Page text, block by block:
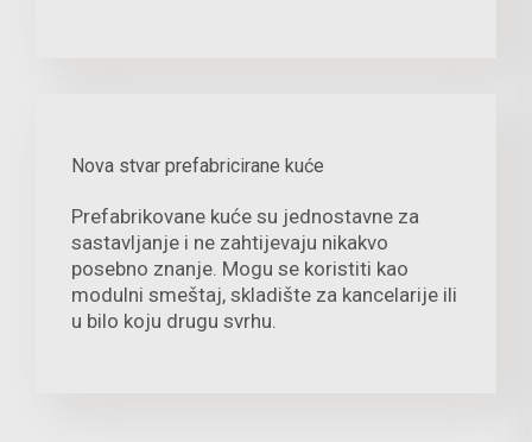
Nova stvar prefabricirane kuće
Prefabrikovane kuće su jednostavne za
sastavljanje i ne zahtijevaju nikakvo
posebno znanje. Mogu se koristiti kao
modulni smeštaj, skladište za kancelarije ili
u bilo koju drugu svrhu.